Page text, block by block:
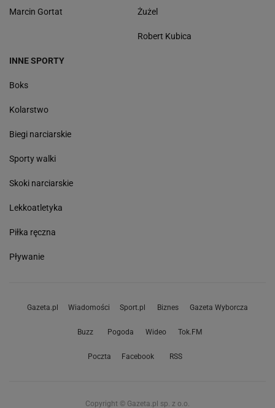
Marcin Gortat Żużel
Robert Kubica
INNE SPORTY
Boks
Kolarstwo
Biegi narciarskie
Sporty walki
Skoki narciarskie
Lekkoatletyka
Piłka ręczna
Pływanie
Gazeta.pl Wiadomości Sport.pl Biznes Gazeta Wyborcza
Buzz Pogoda Wideo Tok.FM
Poczta Facebook RSS
Copyright © Gazeta.pl sp. z o.o.